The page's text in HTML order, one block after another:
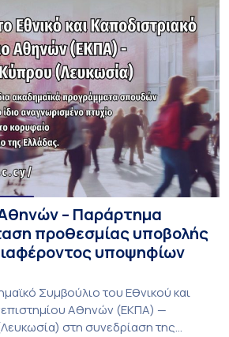
– Παράρτημα
προθεσμίας υποβολής
υποψηφίων
Συμβούλιο του Εθνικού και
Αθηνών (ΕΚΠΑ) —
στη συνεδρίαση της